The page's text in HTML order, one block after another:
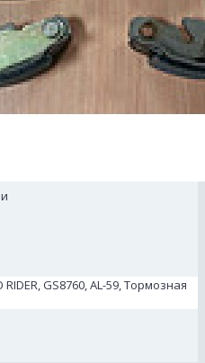
GS8760, AL-59, Тормозная